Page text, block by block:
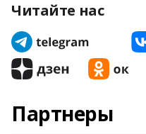
Читайте нас
Партнеры